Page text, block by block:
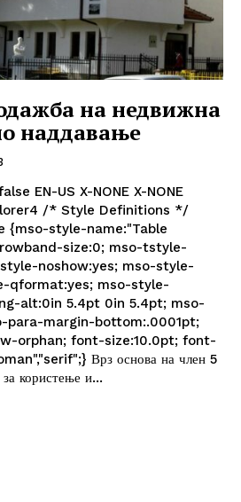
на недвижнa
наддавање
*/
{mso-style-name:"Table
size:0; mso-tstyle-
noshow:yes; mso-style-
qformat:yes; mso-style-
alt:0in 5.4pt 0in 5.4pt; mso-
para-margin-bottom:.0001pt;
orphan; font-size:10.0pt; font-
основа на член 5
користење и...